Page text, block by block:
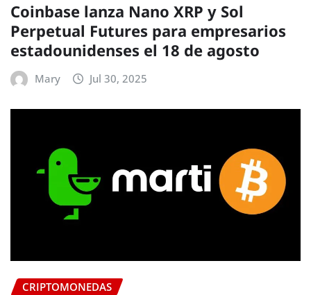
Coinbase lanza Nano XRP y Sol
Perpetual Futures para empresarios
estadounidenses el 18 de agosto
Mary Jul 30, 2025
CRIPTOMONEDAS